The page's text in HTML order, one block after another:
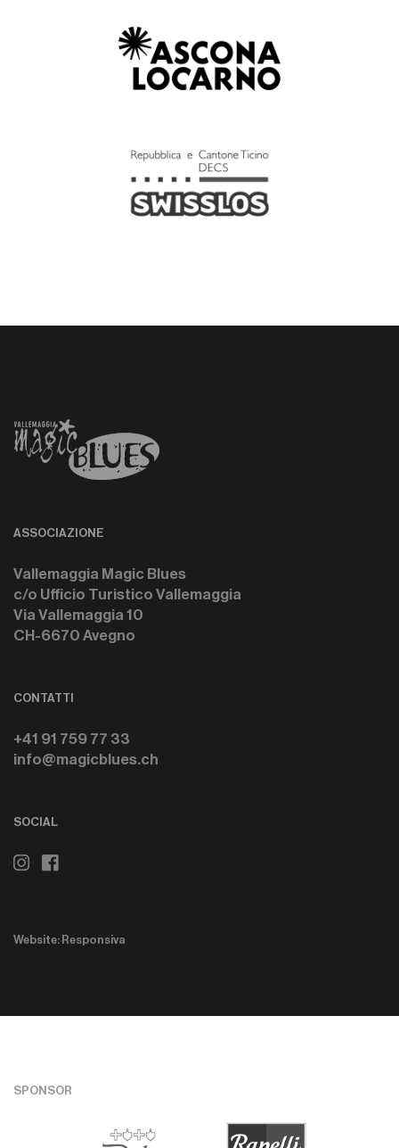
ASSOCIAZIONE
Vallemaggia Magic Blues
c/o Ufficio Turistico Vallemaggia
Via Vallemaggia 10
CH-6670 Avegno
CONTATTI
+41 91 759 77 33
info@magicblues.ch
SOCIAL
Website: Responsiva
SPONSOR